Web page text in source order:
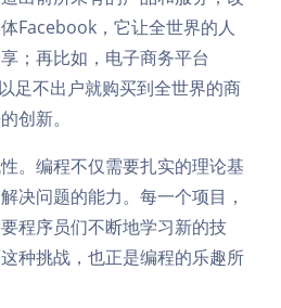
Facebook，它让全世界的人
；再比如，电子商务平台
足不出户就购买到全世界的商
创新。
。编程不仅需要扎实的理论基
决问题的能力。每一个项目，
程序员们不断地学习新的技
种挑战，也正是编程的乐趣所